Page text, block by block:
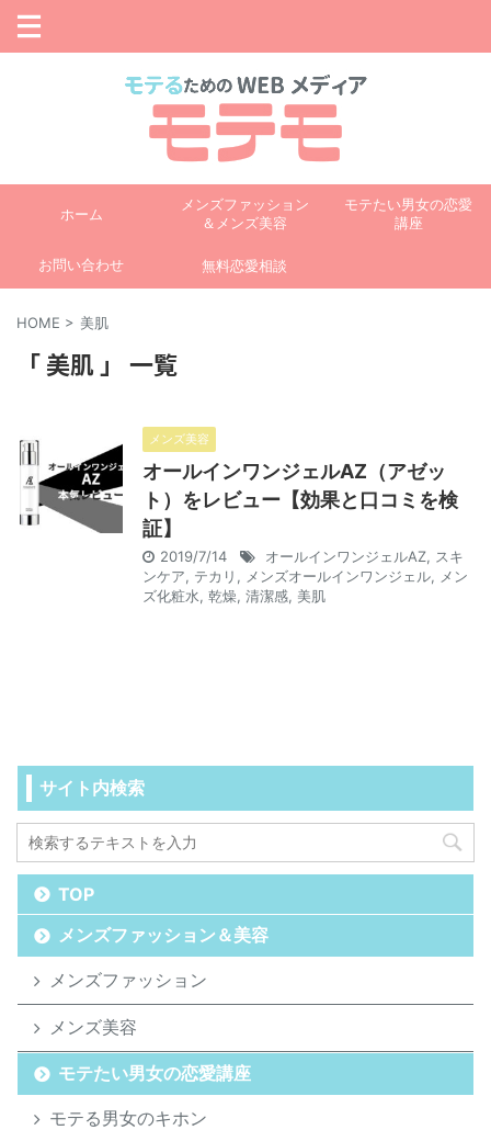
ホーム
メンズファッション
＆メンズ美容
モテたい男女の恋愛
講座
お問い合わせ 無料恋愛相談
HOME > 美肌
「 美肌 」 一覧
メンズ美容
オールインワンジェルAZ（アゼッ
ト）をレビュー【効果と口コミを検
証】
2019/7/14 オールインワンジェルAZ, スキ
ンケア, テカリ , メンズオールインワンジェル, メン
ズ化粧水, 乾燥, 清潔感, 美肌
サイト内検索
TOP
メンズファッション＆美容
メンズファッション
メンズ美容
モテたい男女の恋愛講座
モテる男女のキホン